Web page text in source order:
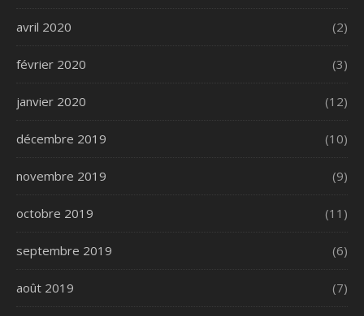
avril 2020 (2)
février 2020 (3)
janvier 2020 (12)
décembre 2019 (10)
novembre 2019 (9)
octobre 2019 (11)
septembre 2019 (6)
août 2019 (7)